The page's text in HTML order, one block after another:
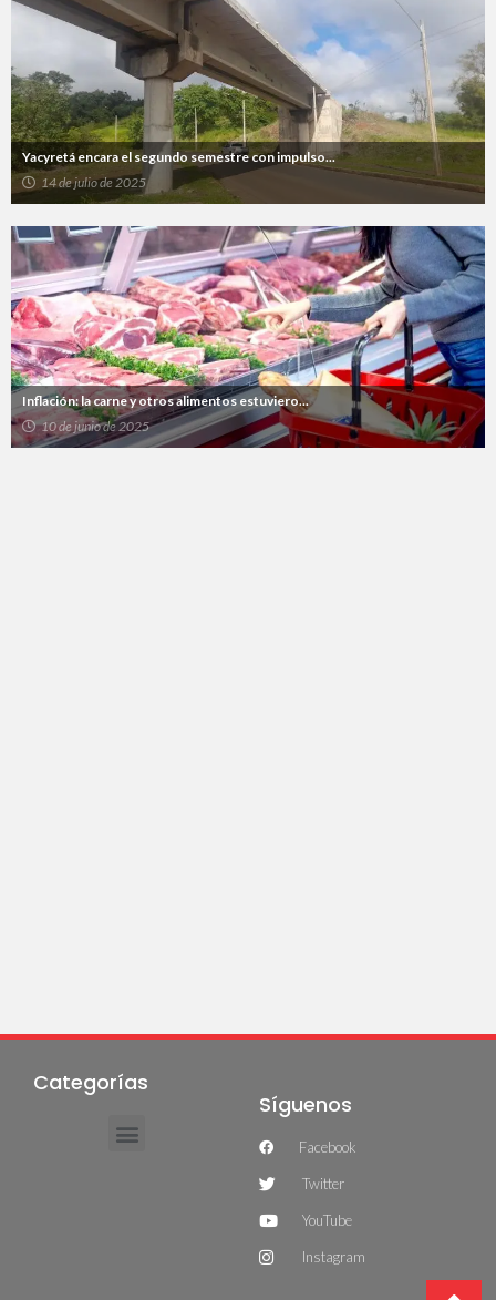
Yacyretá encara el segundo semestre con impulso...
14 de julio de 2025
Inflación: la carne y otros alimentos estuviero...
10 de junio de 2025
Categorías
Síguenos
Facebook
Twitter
YouTube
Instagram